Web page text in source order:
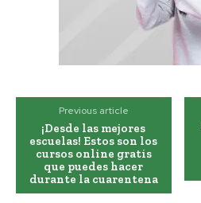
Previous article
¡Desde las mejores
escuelas! Estos son los
cursos online gratis
que puedes hacer
durante la cuarentena